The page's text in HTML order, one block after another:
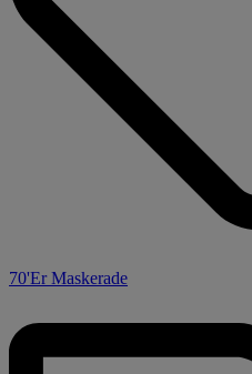
70'Er Maskerade